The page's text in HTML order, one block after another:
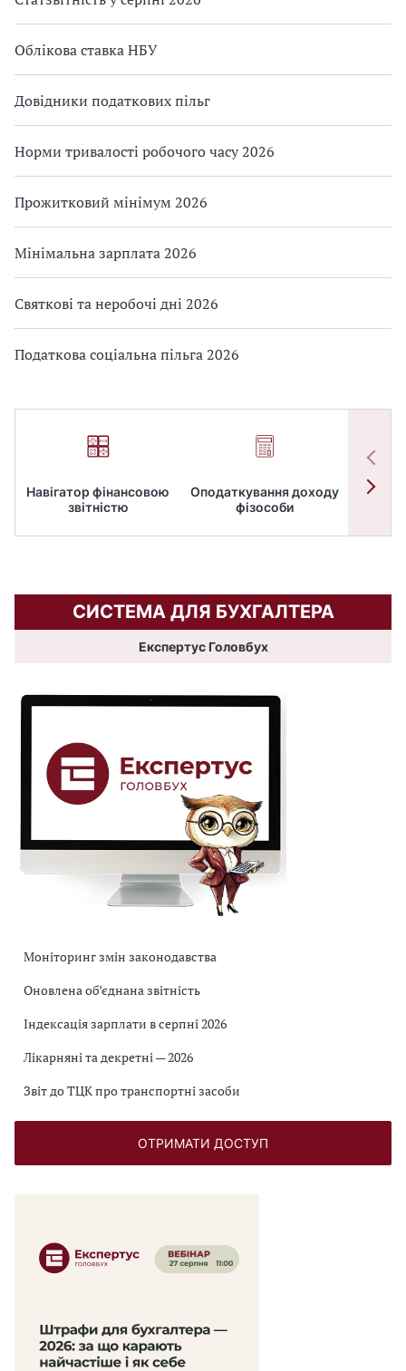
Облікова ставка НБУ
Довідники податкових пільг
Норми тривалості робочого часу 2026
Прожитковий мінімум 2026
Мінімальна зарплата 2026
Святкові та неробочі дні 2026
Податкова соціальна пільга 2026
Навігатор фінансовою
звітністю
Оподаткування доходу
фізособи
СИСТЕМА ДЛЯ БУХГАЛТЕРА
Експертус Головбух
Моніторинг змін законодавства
Оновлена об’єднана звітність
Індексація зарплати в серпні 2026
Лікарняні та декретні — 2026
Звіт до ТЦК про транспортні засоби
ОТРИМАТИ ДОСТУП